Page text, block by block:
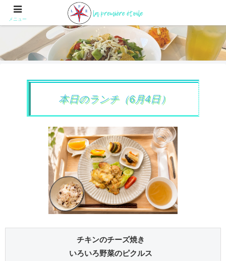
本日のランチ（6月4日）
チキンのチーズ焼き
いろいろ野菜のピクルス
メニュー